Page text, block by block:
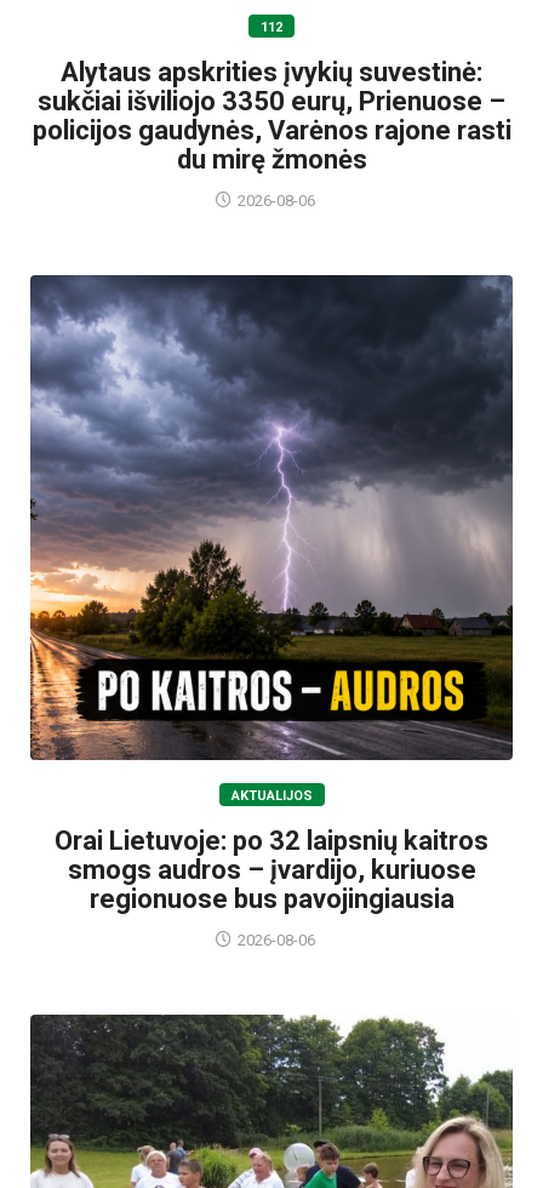
112
Alytaus apskrities įvykių suvestinė:
sukčiai išviliojo 3350 eurų, Prienuose –
policijos gaudynės, Varėnos rajone rasti
du mirę žmonės
2026-08-06
AKTUALIJOS
Orai Lietuvoje: po 32 laipsnių kaitros
smogs audros – įvardijo, kuriuose
regionuose bus pavojingiausia
2026-08-06